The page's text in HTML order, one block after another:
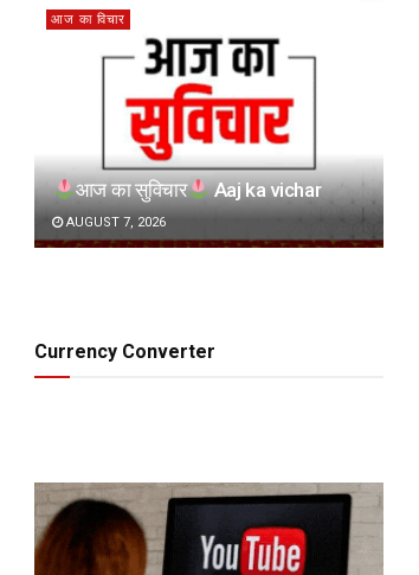
आज का विचार
आज का सुविचार Aaj ka vichar
AUGUST 7, 2026
Currency Converter